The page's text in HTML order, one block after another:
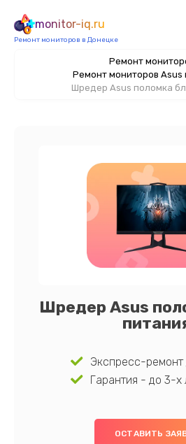
monitor-iq.ru
Ремонт мониторов в Донецке
Ремонт
Ремонт мониторов Asus
Шредер Asus поломка
Шредер Asus
Экспресс-ремонт
Гарантия - до 3-х
ОСТАВИТЬ